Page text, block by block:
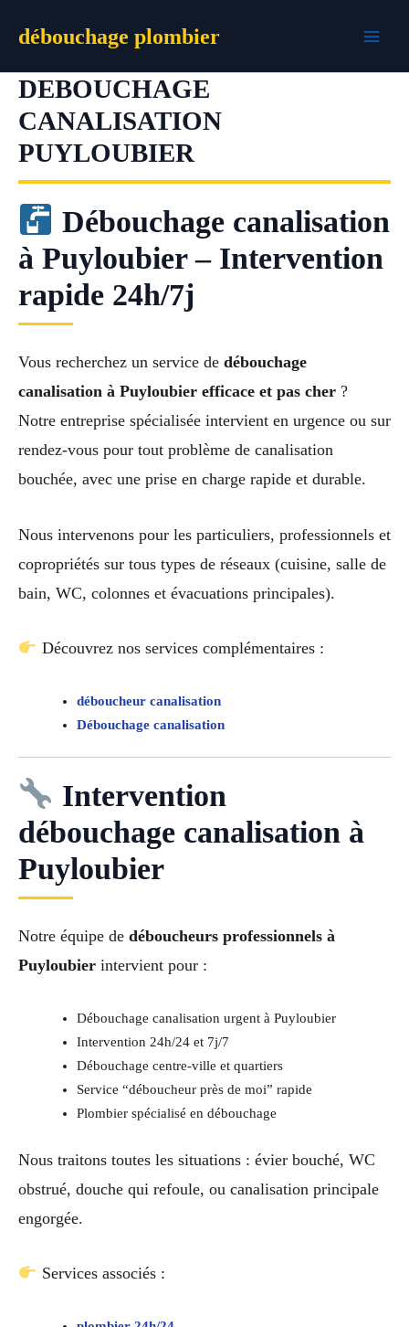
débouchage plombier
DEBOUCHAGE
CANALISATION
PUYLOUBIER
Débouchage canalisation
à Puyloubier – Intervention
rapide 24h/7j
Vous recherchez un service de débouchage
canalisation à Puyloubier efficace et pas cher ?
Notre entreprise spécialisée intervient en urgence ou sur
rendez-vous pour tout problème de canalisation
bouchée, avec une prise en charge rapide et durable.
Nous intervenons pour les particuliers, professionnels et
copropriétés sur tous types de réseaux (cuisine, salle de
bain, WC, colonnes et évacuations principales).
Découvrez nos services complémentaires :
déboucheur canalisation
Débouchage canalisation
Intervention
débouchage canalisation à
Puyloubier
Notre équipe de déboucheurs professionnels à
Puyloubier intervient pour :
Débouchage canalisation urgent à Puyloubier
Intervention 24h/24 et 7j/7
Débouchage centre-ville et quartiers
Service “déboucheur près de moi” rapide
Plombier spécialisé en débouchage
Nous traitons toutes les situations : évier bouché, WC
obstrué, douche qui refoule, ou canalisation principale
engorgée.
Services associés :